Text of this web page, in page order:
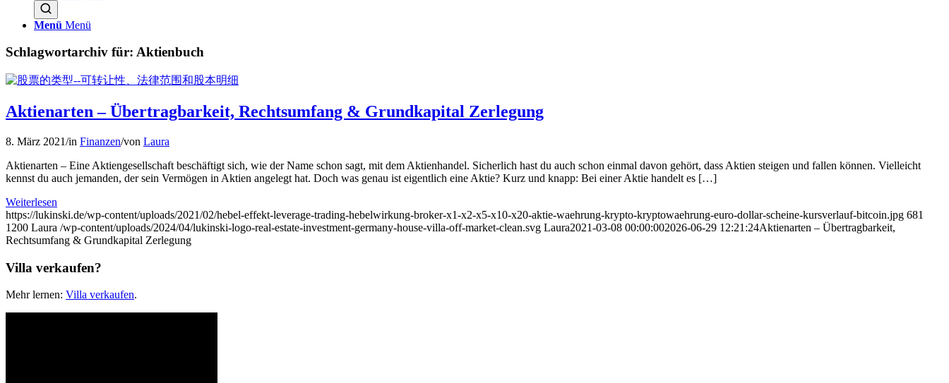
Menü Menü
Schlagwortarchiv für: Aktienbuch
Aktienarten – Übertragbarkeit, Rechtsumfang & Grundkapital Zerlegung
8. März 2021/in Finanzen/von Laura
Aktienarten – Eine Aktiengesellschaft beschäftigt sich, wie der Name schon sagt, mit dem Aktienhandel. Sicherlich hast du auch schon einmal davon gehört, dass Aktien steigen und fallen können. Vielleicht
kennst du auch jemanden, der sein Vermögen in Aktien angelegt hat. Doch was genau ist eigentlich eine Aktie? Kurz und knapp: Bei einer Aktie handelt es […]
Weiterlesen
https://lukinski.de/wp-content/uploads/2021/02/hebel-effekt-leverage-trading-hebelwirkung-broker-x1-x2-x5-x10-x20-aktie-waehrung-krypto-kryptowaehrung-euro-dollar-scheine-kursverlauf-bitcoin.jpg 681
1200 Laura /wp-content/uploads/2024/04/lukinski-logo-real-estate-investment-germany-house-villa-off-market-clean.svg Laura2021-03-08 00:00:002026-06-29 12:21:24Aktienarten – Übertragbarkeit,
Rechtsumfang & Grundkapital Zerlegung
Villa verkaufen?
Mehr lernen: Villa verkaufen.